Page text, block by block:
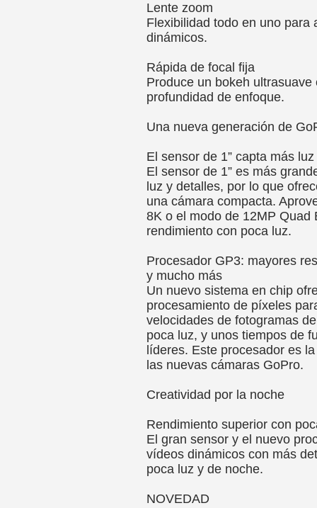
Lente zoom
Flexibilidad todo en uno para
dinámicos.
Rápida de focal fija
Produce un bokeh
profundidad de enfoque.
Una nueva generación de
El sensor de 1” capta más
El sensor de 1” es más
luz y detalles, por lo que
una cámara compacta.
8K o el modo de 12MP Quad
rendimiento con poca luz.
Procesador GP3: mayores
y mucho más
Un nuevo sistema en chip
procesamiento de píxeles
velocidades de fotogramas
poca luz, y unos tiempos de
líderes. Este procesador es
las nuevas cámaras GoPro.
Creatividad por la noche
Rendimiento superior con
El gran sensor y el nuevo
vídeos dinámicos con más
poca luz y de noche.
NOVEDAD